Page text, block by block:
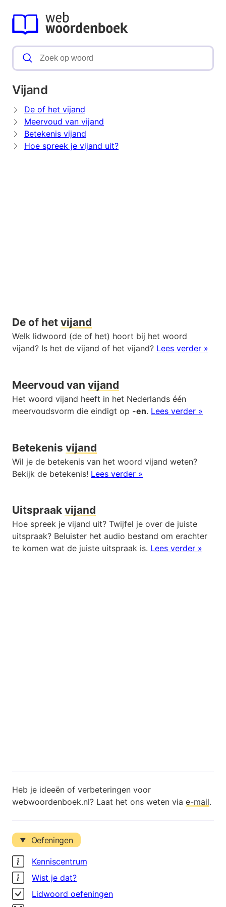
Vijand
De of het vijand
Meervoud van vijand
Betekenis vijand
Hoe spreek je vijand uit?
De of het vijand
Welk lidwoord (de of het) hoort bij het woord
vijand? Is het de vijand of het vijand? Lees verder »
Meervoud van vijand
Het woord vijand heeft in het Nederlands één
meervoudsvorm die eindigt op -en. Lees verder »
Betekenis vijand
Wil je de betekenis van het woord vijand weten?
Bekijk de betekenis! Lees verder »
Uitspraak vijand
Hoe spreek je vijand uit? Twijfel je over de juiste
uitspraak? Beluister het audio bestand om erachter
te komen wat de juiste uitspraak is. Lees verder »
Heb je ideeën of verbeteringen voor
webwoordenboek.nl? Laat het ons weten via e-mail.
Oefeningen
Kenniscentrum
Wist je dat?
Lidwoord oefeningen